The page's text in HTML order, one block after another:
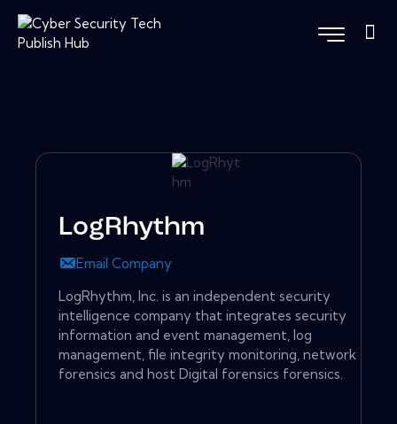
LogRhythm
Email Company
LogRhythm, Inc. is an independent security
intelligence company that integrates security
information and event management, log
management, file integrity monitoring, network
forensics and host Digital forensics forensics.